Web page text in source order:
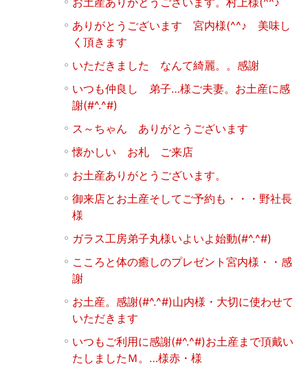
ありがとうございます 宮内様(^^♪ 美味し
く頂きます
いただきました なんて綺麗。。感謝
いつも仲良し 弟子…様ご夫妻。お土産に感
謝(#^.^#)
ス～ちゃん ありがとうございます
懐かしい お札 ご来店
お土産ありがとうございます。
御来店とお土産そしてご予約も・・・野社長
様
ガラス工房弟子丸様いよいよ始動(#^.^#)
こころと体の癒しのプレゼント宮内様・・感
謝
お土産。感謝(#^.^#)山内様・大切に使わせて
いただきます
いつもご利用に感謝(#^.^#)お土産まで頂戴い
たしましたＭ。…様赤・様